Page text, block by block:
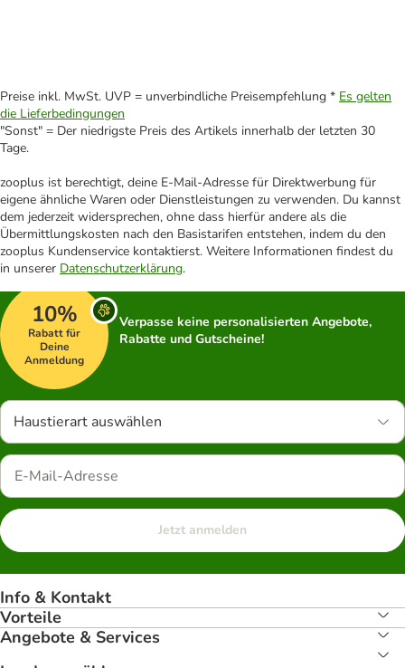
Preise inkl. MwSt. UVP = unverbindliche Preisempfehlung * Es gelten
die Lieferbedingungen
"Sonst" = Der niedrigste Preis des Artikels innerhalb der letzten 30
Tage.
zooplus ist berechtigt, deine E-Mail-Adresse für Direktwerbung für
eigene ähnliche Waren oder Dienstleistungen zu verwenden. Du kannst
dem jederzeit widersprechen, ohne dass hierfür andere als die
Übermittlungskosten nach den Basistarifen entstehen, indem du den
zooplus Kundenservice kontaktierst. Weitere Informationen findest du
in unserer Datenschutzerklärung.
10%
Rabatt für
Deine
Anmeldung
Verpasse keine personalisierten Angebote,
Rabatte und Gutscheine!
Haustierart auswählen
Jetzt anmelden
Info & Kontakt
Vorteile
Angebote & Services